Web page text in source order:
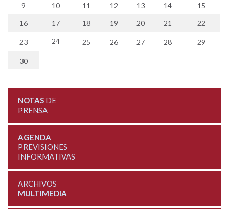
9 10 11 12 13 14 15
16 17 18 19 20 21 22
23 24 25 26 27 28 29
30
NOTASDE
PRENSA
AGENDA
PREVISIONES
INFORMATIVAS
ARCHIVOS
MULTIMEDIA